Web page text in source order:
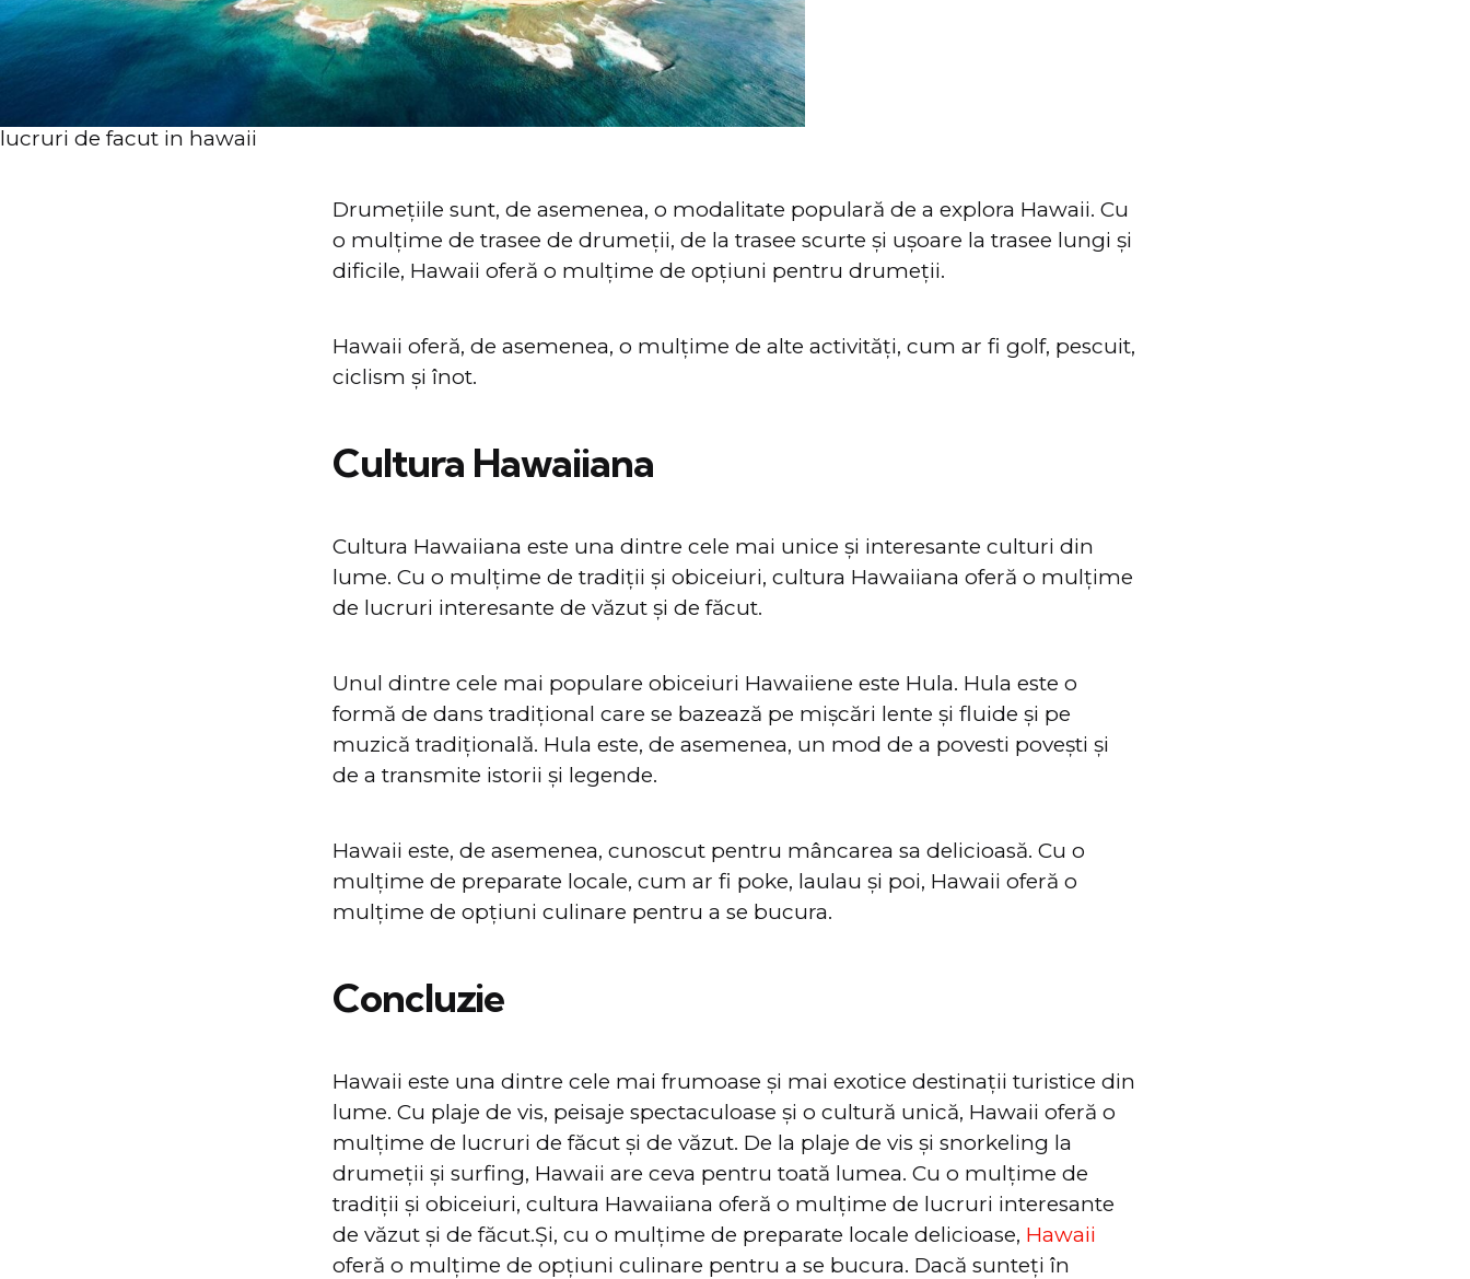
lucruri de facut in hawaii
Drumețiile sunt, de asemenea, o modalitate populară de a explora Hawaii. Cu
o mulțime de trasee de drumeții, de la trasee scurte și ușoare la trasee lungi și
dificile, Hawaii oferă o mulțime de opțiuni pentru drumeții.
Hawaii oferă, de asemenea, o mulțime de alte activități, cum ar fi golf, pescuit,
ciclism și înot.
Cultura Hawaiiana
Cultura Hawaiiana este una dintre cele mai unice și interesante culturi din
lume. Cu o mulțime de tradiții și obiceiuri, cultura Hawaiiana oferă o mulțime
de lucruri interesante de văzut și de făcut.
Unul dintre cele mai populare obiceiuri Hawaiiene este Hula. Hula este o
formă de dans tradițional care se bazează pe mișcări lente și fluide și pe
muzică tradițională. Hula este, de asemenea, un mod de a povesti povești și
de a transmite istorii și legende.
Hawaii este, de asemenea, cunoscut pentru mâncarea sa delicioasă. Cu o
mulțime de preparate locale, cum ar fi poke, laulau și poi, Hawaii oferă o
mulțime de opțiuni culinare pentru a se bucura.
Concluzie
Hawaii este una dintre cele mai frumoase și mai exotice destinații turistice din
lume. Cu plaje de vis, peisaje spectaculoase și o cultură unică, Hawaii oferă o
mulțime de lucruri de făcut și de văzut. De la plaje de vis și snorkeling la
drumeții și surfing, Hawaii are ceva pentru toată lumea. Cu o mulțime de
tradiții și obiceiuri, cultura Hawaiiana oferă o mulțime de lucruri interesante
de văzut și de făcut.Și, cu o mulțime de preparate locale delicioase, Hawaii
oferă o mulțime de opțiuni culinare pentru a se bucura. Dacă sunteți în